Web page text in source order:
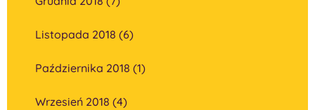
Listopada 2018 (6)
Października 2018 (1)
Wrzesień 2018 (4)